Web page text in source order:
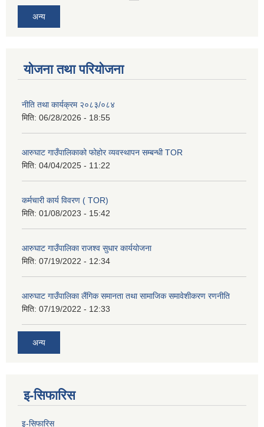
अन्य
योजना तथा परियोजना
नीति तथा कार्यक्रम २०८३/०८४
मिति: 06/28/2026 - 18:55
आरुघाट गाउँपालिकाको फोहोर व्यवस्थापन सम्बन्धी TOR
मिति: 04/04/2025 - 11:22
कर्मचारी कार्य विवरण ( TOR)
मिति: 01/08/2023 - 15:42
आरुघाट गाउँपालिका राजश्व सुधार कार्ययोजना
मिति: 07/19/2022 - 12:34
आरुघाट गाउँपालिका लैंगिक समानता तथा सामाजिक समावेशीकरण रणनीति
मिति: 07/19/2022 - 12:33
अन्य
इ-सिफारिस
इ-सिफारिस